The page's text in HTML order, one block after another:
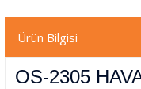
Ürün Bilgisi
OS-2305